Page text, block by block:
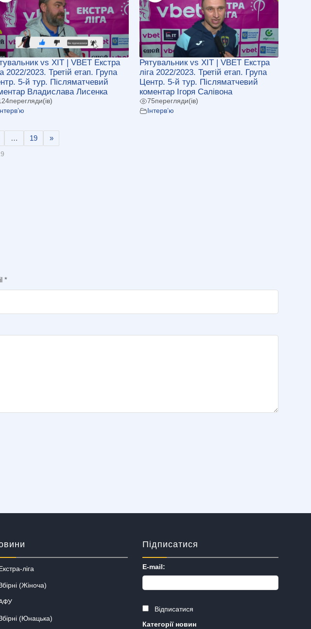
vs ХІТ | VBET Екстра
2022/2023. Третій етап. Група
5-й тур. Післяматчевий
Владислава Лисенка
перегляди(ів)
Інтерв’ю
Рятувальник vs ХІТ | VBET Екстра
ліга 2022/2023. Третій етап. Група
Центр. 5-й тур. Післяматчевий
коментар Ігоря Салівона
75перегляди(ів)
Інтерв’ю
… 19 »
*
ліга
(Жіноча)
(Юнацька)
Підписатися
E-mail:
Відписатися
Категорії новин